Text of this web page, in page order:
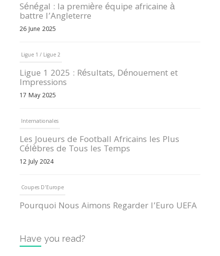
Sénégal : la première équipe africaine à
battre l’Angleterre
26 June 2025
Ligue 1 / Ligue 2
Ligue 1 2025 : Résultats, Dénouement et
Impressions
17 May 2025
Internationales
Les Joueurs de Football Africains les Plus
Célèbres de Tous les Temps
12 July 2024
Coupes D'Europe
Pourquoi Nous Aimons Regarder l’Euro UEFA
Internationales
Have you read?